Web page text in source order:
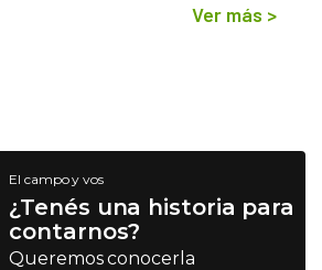
Ver más >
El campo y vos
¿Tenés una historia para
contarnos?
Queremos conocerla